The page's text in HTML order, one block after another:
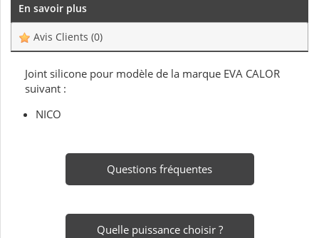
En savoir plus
Avis Clients (0)
Joint silicone pour modèle de la marque EVA CALOR
suivant :
NICO
Questions fréquentes
Quelle puissance choisir ?